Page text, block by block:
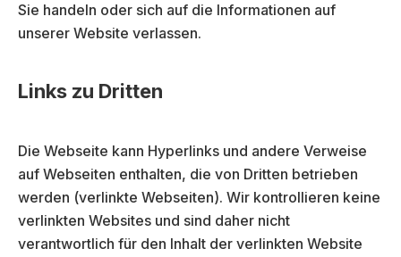
Sie handeln oder sich auf die Informationen auf
unserer Website verlassen.
Links zu Dritten
Die Webseite kann Hyperlinks und andere Verweise
auf Webseiten enthalten, die von Dritten betrieben
werden (verlinkte Webseiten). Wir kontrollieren keine
verlinkten Websites und sind daher nicht
verantwortlich für den Inhalt der verlinkten Website